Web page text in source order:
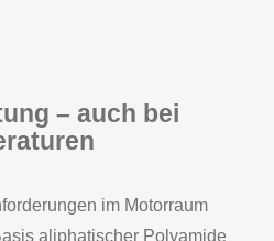
– auch bei
im Motorraum
aliphatischer Polyamide